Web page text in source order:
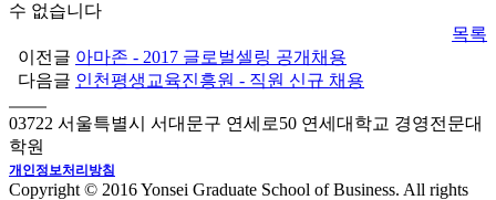
수 없습니다
목록
이전글 아마존 - 2017 글로벌셀링 공개채용
다음글 인천평생교육진흥원 - 직원 신규 채용
03722 서울특별시 서대문구 연세로50 연세대학교 경영전문대
학원
개인정보처리방침
Copyright © 2016 Yonsei Graduate School of Business. All rights